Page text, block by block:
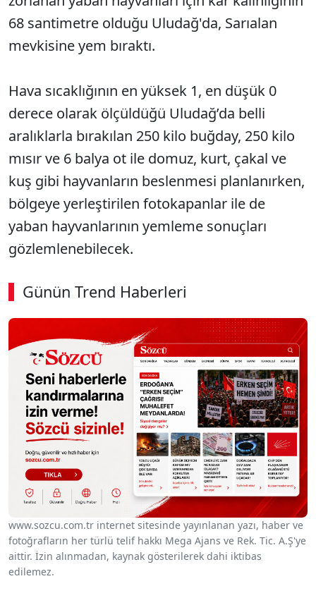
68 santimetre olduğu Uludağ'da, Sarıalan
mevkisine yem bıraktı.
Hava sıcaklığının en yüksek 1, en düşük 0
derece olarak ölçüldüğü Uludağ’da belli
aralıklarla bırakılan 250 kilo buğday, 250 kilo
mısır ve 6 balya ot ile domuz, kurt, çakal ve
kuş gibi hayvanların beslenmesi planlanırken,
bölgeye yerleştirilen fotokapanlar ile de
yaban hayvanlarının yemleme sonuçları
gözlemlenebilecek.
Günün Trend Haberleri
00:02 / 08:06
Sesi Aç
www.sozcu.com.tr internet sitesinde yayınlanan yazı, haber ve
fotoğrafların her türlü telif hakkı Mega Ajans ve Rek. Tic. A.Ş'ye
aittir. İzin alınmadan, kaynak gösterilerek dahi iktibas
edilemez.